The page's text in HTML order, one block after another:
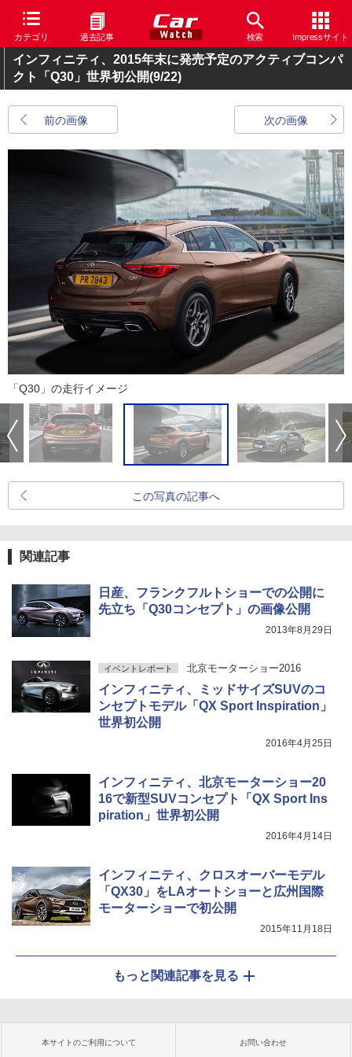
カテゴリ 過去記事 検索 Impressサイト
インフィニティ、2015年末に発売予定のアクティブコンパ
クト「Q30」世界初公開(9/22)
前の画像 次の画像
「Q30」の走行イメージ
この写真の記事へ
関連記事
日産、フランクフルトショーでの公開に
先立ち「Q30コンセプト」の画像公開
2013年8月29日
イベントレポート 北京モーターショー2016
インフィニティ、ミッドサイズSUVのコ
ンセプトモデル「QX Sport Inspiration」
世界初公開
2016年4月25日
インフィニティ、北京モーターショー20
16で新型SUVコンセプト「QX Sport Ins
piration」世界初公開
2016年4月14日
インフィニティ、クロスオーバーモデル
「QX30」をLAオートショーと広州国際
モーターショーで初公開
2015年11月18日
もっと関連記事を見る
本サイトのご利用について お問い合わせ